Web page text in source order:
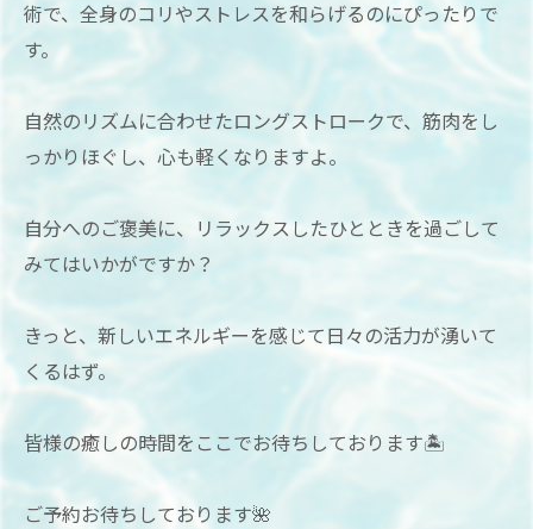
術で、全身のコリやストレスを和らげるのにぴったりで
す。
自然のリズムに合わせたロングストロークで、筋肉をし
っかりほぐし、心も軽くなりますよ。
自分へのご褒美に、リラックスしたひとときを過ごして
みてはいかがですか？
きっと、新しいエネルギーを感じて日々の活力が湧いて
くるはず。
皆様の癒しの時間をここでお待ちしております🏝
ご予約お待ちしております🌺